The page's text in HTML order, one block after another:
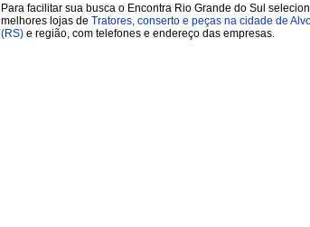
Para facilitar sua busca o Encontra Rio Grande do Sul
melhores lojas de Tratores, conserto e peças na cidade de
(RS) e região, com telefones e endereço das empresas.